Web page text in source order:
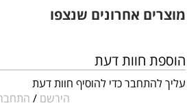
מוצרים אחרונים שנצפו
הוספת חוות דעת
עליך להתחבר כדי להוסיף חוות דעת
הירשם /